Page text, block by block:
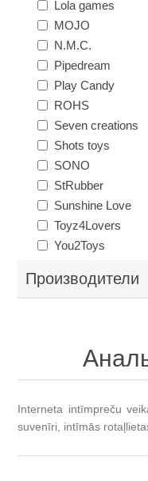
Lola games
MOJO
N.M.C.
Pipedream
Play Candy
ROHS
Seven creations
Shots toys
SONO
StRubber
Sunshine Love
Toyz4Lovers
You2Toys
Производители
Interneta intīmpreču
suvenīri, intīmās